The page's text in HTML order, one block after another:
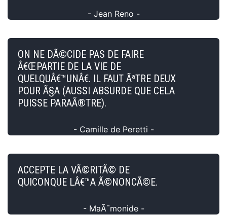
- Jean Reno -
ON NE DÃ©CIDE PAS DE FAIRE
Â€ŒPARTIE DE LA VIE DE
QUELQUÂ€™UNÂ€. IL FAUT ÃªTRE DEUX
POUR Ã§A (AUSSI ABSURDE QUE CELA
PUISSE PARAÃ®TRE).
- Camille de Peretti -
ACCEPTE LA VÃ©RITÃ© DE
QUICONQUE LÂ€™A Ã©NONCÃ©E.
- MaÃ¯monide -